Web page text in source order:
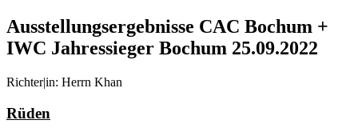
Ausstellungsergebnisse CAC Bochum +
IWC Jahressieger Bochum 25.09.2022
Richter|in: Herrn Khan
Rüden